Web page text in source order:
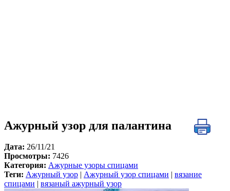
Ажурный узор для палантина
Дата: 26/11/21
Просмотры: 7426
Категория: Ажурные узоры спицами
Теги: Ажурный узор Ажурный узор спицами
вязание
спицами
вязаный ажурный узор